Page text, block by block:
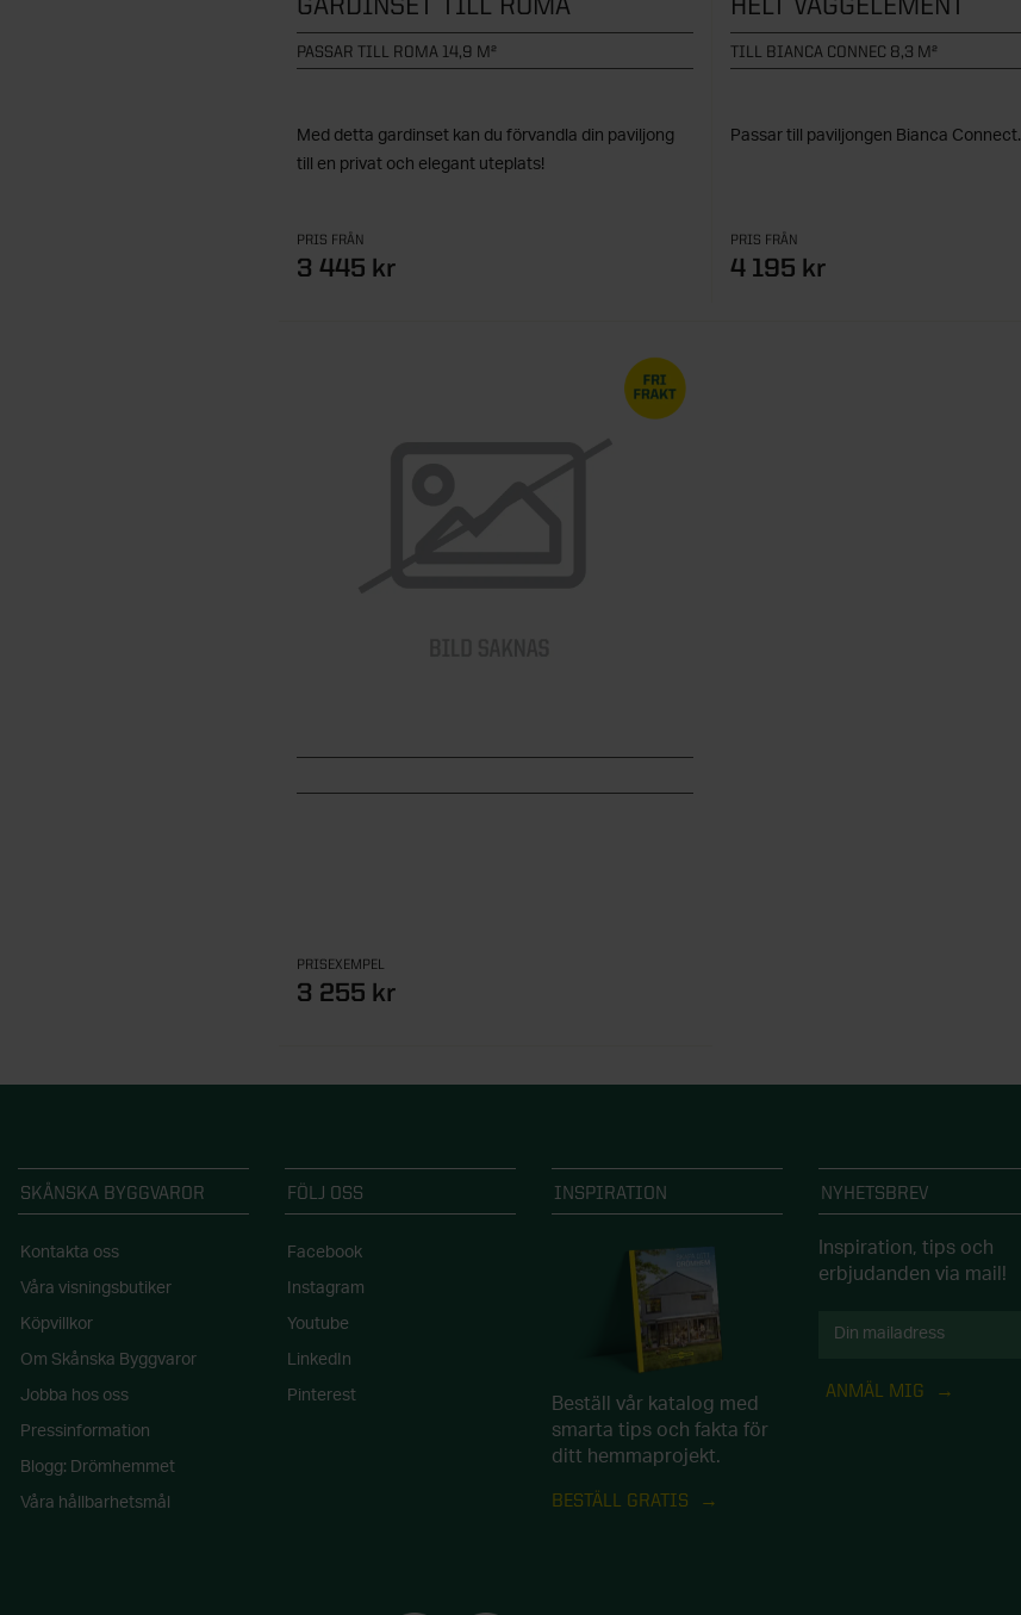
PASSAR TILL ROMA 14,9 M²
Med detta gardinset kan du förvandla din paviljong
till en privat och elegant uteplats!
PRIS FRÅN
3 445 kr
TILL BIANCA CONNEC 8,3 M²
Passar till paviljongen Bianca Connect.
PRIS FRÅN
4 195 kr
PRISEXEMPEL
3 255 kr
SKÅNSKA BYGGVAROR
Kontakta oss
Våra visningsbutiker
Köpvillkor
Om Skånska Byggvaror
Jobba hos oss
Pressinformation
Blogg: Drömhemmet
Våra hållbarhetsmål
FÖLJ OSS
Facebook
Instagram
Youtube
LinkedIn
Pinterest
INSPIRATION
Beställ vår katalog med
smarta tips och fakta för
ditt hemmaprojekt.
BESTÄLL GRATIS
NYHETSBREV
Inspiration, tips och
erbjudanden via mail!
ANMÄL MIG